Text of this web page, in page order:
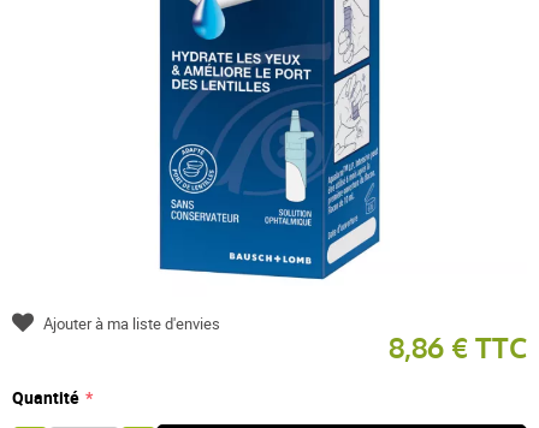
8,86 € TTC
Quantité
Ajouter à ma liste d'envies